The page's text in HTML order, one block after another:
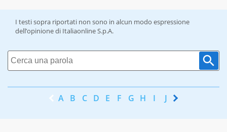
I testi sopra riportati non sono in alcun modo espressione
dell’opinione di Italiaonline S.p.A.
A B C D E F G H I J K